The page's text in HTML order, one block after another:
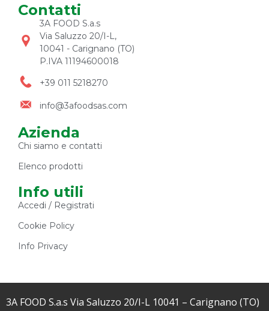
Contatti
3A FOOD S.a.s
Via Saluzzo 20/I-L,
10041 - Carignano (TO)
P.IVA 11194600018
+39 011 5218270
info@3afoodsas.com
Azienda
Chi siamo e contatti
Elenco prodotti
Info utili
Accedi / Registrati
Cookie Policy
Info Privacy
3A FOOD S.a.s Via Saluzzo 20/I-L 10041 – Carignano (TO)